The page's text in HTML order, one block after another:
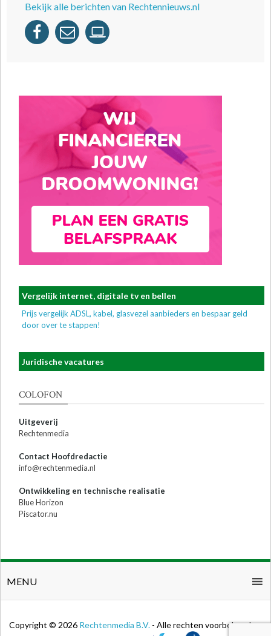
Bekijk alle berichten van Rechtennieuws.nl
Vergelijk internet, digitale tv en bellen
Prijs vergelijk ADSL, kabel, glasvezel aanbieders en bespaar geld
door over te stappen!
Juridische vacatures
COLOFON
Uitgeverij
Rechtenmedia
Contact Hoofdredactie
info@rechtenmedia.nl
Ontwikkeling en technische realisatie
Blue Horizon
Piscator.nu
MENU
Copyright © 2026 Rechtenmedia B.V. - Alle rechten voorbehouden.